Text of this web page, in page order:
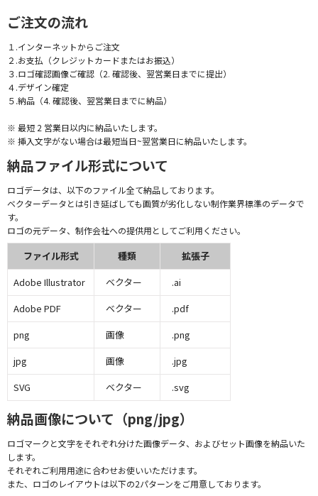
ご注文の流れ
１.インターネットからご注文
２.お支払（クレジットカードまたはお振込）
３.ロゴ確認画像ご確認（2. 確認後、翌営業日までに提出）
４.デザイン確定
５.納品（4. 確認後、翌営業日までに納品）
※ 最短 2 営業日以内に納品いたします。
※ 挿入文字がない場合は最短当日~翌営業日に納品いたします。
納品ファイル形式について
ロゴデータは、以下のファイル全て納品しております。
ベクターデータとは引き延ばしても画質が劣化しない制作業界標準のデータで
す。
ロゴの元データ、制作会社への提供用としてご利用ください。
ファイル形式 種類
拡張子
Adobe Illustrator
ベクター
.ai
Adobe PDF
ベクター
.pdf
png
画像
.png
jpg
画像
.jpg
SVG
ベクター .svg
納品画像について（png/jpg）
ロゴマークと文字をそれぞれ分けた画像データ、およびセット画像を納品いた
します。
それぞれご利用用途に合わせお使いいただけます。
また、ロゴのレイアウトは以下の2パターンをご用意しております。